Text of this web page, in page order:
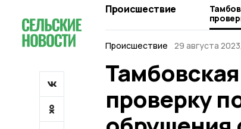
Происшествие
Происшествие 29 августа
проверку